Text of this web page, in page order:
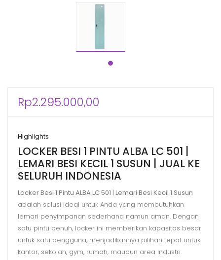
Rp2.295.000,00
Highlights
LOCKER BESI 1 PINTU ALBA LC 501 |
LEMARI BESI KECIL 1 SUSUN | JUAL KE
SELURUH INDONESIA
Locker Besi 1 Pintu ALBA LC 501 | Lemari Besi Kecil 1 Susun
adalah solusi ideal untuk Anda yang membutuhkan
lemari penyimpanan sederhana namun aman. Dengan
satu pintu penuh, locker ini memberikan kapasitas besar
untuk satu pengguna, menjadikannya pilihan tepat untuk
kantor, sekolah, gym, rumah, maupun area industri.